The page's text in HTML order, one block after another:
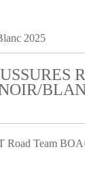
2025
Road Team